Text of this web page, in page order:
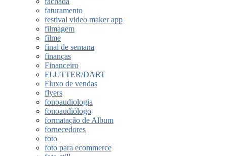
faturamento
festival video maker app
filmagem
filme
final de semana
finanças
Financeiro
FLUTTER/DART
Fluxo de vendas
flyers
fonoaudiologia
fonoaudiólogo
formatação de Album
fornecedores
foto
foto para ecommerce